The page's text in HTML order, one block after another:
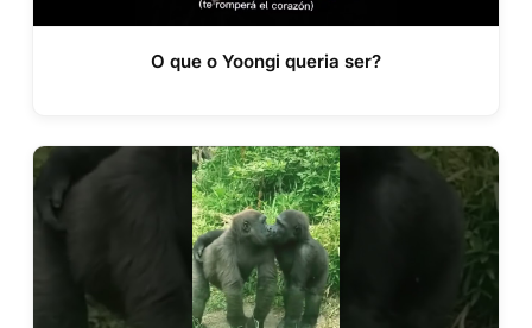
O que o Yoongi queria ser?